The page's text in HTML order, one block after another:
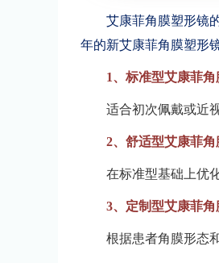
艾康菲角膜塑形镜
年的新艾康菲角膜塑形
1、标准型艾康菲角
适合初次佩戴或近
2、舒适型艾康菲角
在标准型基础上优
3、定制型艾康菲角
根据患者角膜形态